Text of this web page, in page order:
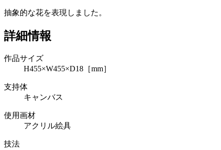
抽象的な花を表現しました。
詳細情報
作品サイズ
H455×W455×D18［mm］
支持体
キャンバス
使用画材
アクリル絵具
技法